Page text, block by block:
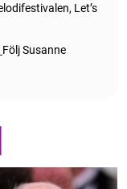
Let’s
Följ Susanne